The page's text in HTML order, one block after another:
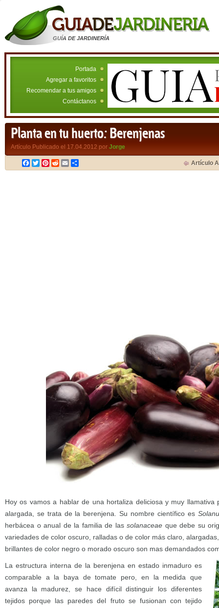
GUÍA DE JARDINERÍA
Portada
Agregar a favoritos
Recomendar a tus amigos
Contáctanos
Planta en tu huerto: Berenjenas
Artículo Publicado el 17.04.2012 por Jorge
Facebook
TwitterPinterest
RedditEmail Artículo
Hoy os vamos a hablar de una hortaliza deliciosa y muy
alargada, se trata de la berenjena. Su nombre científico es
herbácea o anual de la familia de lassolanaceae que debe su
variedades de color oscuro, ralladas o de color más claro,
brillantes de color negro o morado oscuro son mas demandados
La estructura interna de la berenjena en estado inmaduro es
comparable a la baya de tomate pero, en la medida que
avanza la madurez, se hace difícil distinguir los diferentes
tejidos porque las paredes del fruto se fusionan con tejido